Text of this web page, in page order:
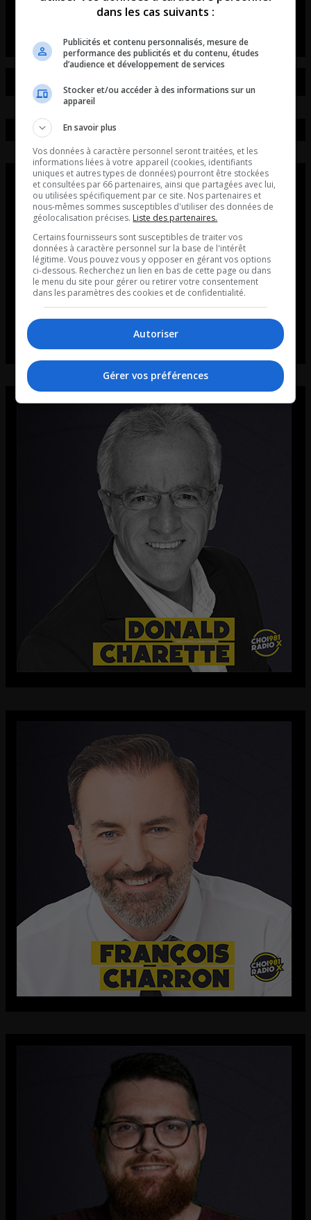
La chronique de Frank le dédômiseur
dans les cas suivants :
Publicités et contenu personnalisés, mesure de
performance des publicités et du contenu, études
d’audience et développement de services
Stocker et/ou accéder à des informations sur un
appareil
En savoir plus
Vos données à caractère personnel seront traitées, et les
informations liées à votre appareil (cookies, identifiants
uniques et autres types de données) pourront être stockées
et consultées par 66 partenaires, ainsi que partagées avec lui,
ou utilisées spécifiquement par ce site. Nos partenaires et
nous-mêmes sommes susceptibles d'utiliser des données de
géolocalisation précises. Liste des partenaires.
Certains fournisseurs sont susceptibles de traiter vos
données à caractère personnel sur la base de l'intérêt
légitime. Vous pouvez vous y opposer en gérant vos options
ci-dessous. Recherchez un lien en bas de cette page ou dans
le menu du site pour gérer ou retirer votre consentement
dans les paramètres des cookies et de confidentialité.
Autoriser
Gérer vos préférences